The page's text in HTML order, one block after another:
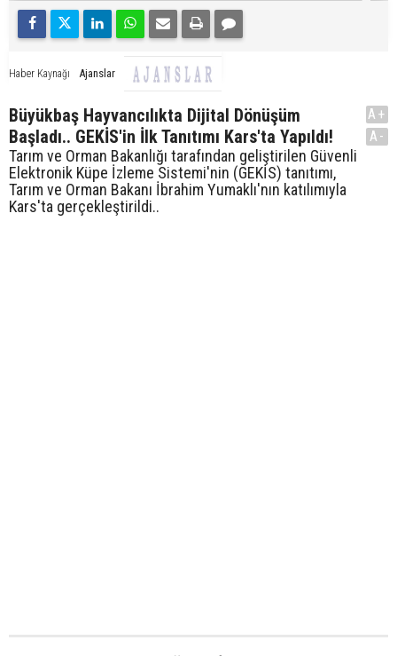
Haber Kaynağı Ajanslar
Büyükbaş Hayvancılıkta Dijital Dönüşüm
Başladı.. GEKİS'in İlk Tanıtımı Kars'ta Yapıldı!
Tarım ve Orman Bakanlığı tarafından geliştirilen Güvenli
Elektronik Küpe İzleme Sistemi'nin (GEKİS) tanıtımı,
Tarım ve Orman Bakanı İbrahim Yumaklı'nın katılımıyla
Kars'ta gerçekleştirildi..
A+
A-